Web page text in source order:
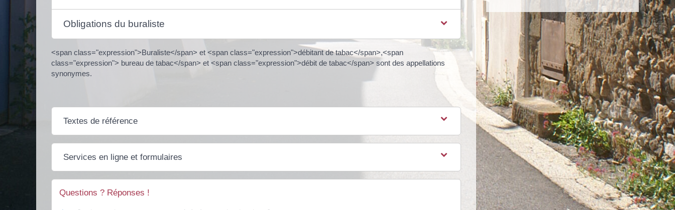
Obligations du buraliste
<span class="expression">Buraliste</span> et <span class="expression">débitant de tabac</span>,<span
class="expression"> bureau de tabac</span> et <span class="expression">débit de tabac</span> sont des appellations
synonymes.
Textes de référence
Services en ligne et formulaires
Questions ? Réponses !